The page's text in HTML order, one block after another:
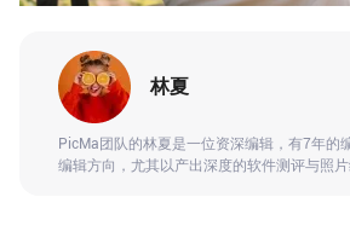
林夏
PicMa团队的林夏是一位资深编辑，有7年的
编辑方向，尤其以产出深度的软件测评与照片